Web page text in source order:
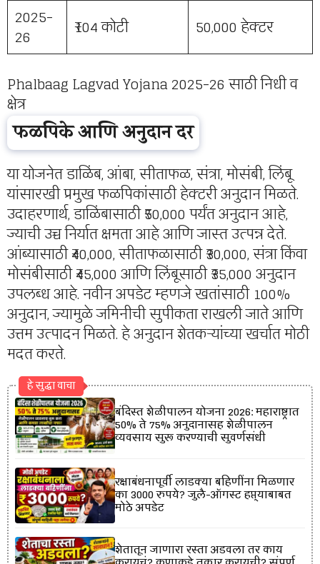
2025-
26
₹104 कोटी 50,000 हेक्टर
Phalbaag Lagvad Yojana 2025-26 साठी निधी व
क्षेत्र
फळपिके आणि अनुदान दर
या योजनेत डाळिंब, आंबा, सीताफळ, संत्रा, मोसंबी, लिंबू
यांसारखी प्रमुख फळपिकांसाठी हेक्टरी अनुदान मिळते.
उदाहरणार्थ, डाळिंबासाठी ₹50,000 पर्यंत अनुदान आहे,
ज्याची उच्च निर्यात क्षमता आहे आणि जास्त उत्पन्न देते.
आंब्यासाठी ₹40,000, सीताफळासाठी ₹30,000, संत्रा किंवा
मोसंबीसाठी ₹45,000 आणि लिंबूसाठी ₹35,000 अनुदान
उपलब्ध आहे. नवीन अपडेट म्हणजे खतांसाठी 100%
अनुदान, ज्यामुळे जमिनीची सुपीकता राखली जाते आणि
उत्तम उत्पादन मिळते. हे अनुदान शेतकऱ्यांच्या खर्चात मोठी
मदत करते.
हे सुद्धा वाचा
बंदिस्त शेळीपालन योजना 2026: महाराष्ट्रात
50% ते 75% अनुदानासह शेळीपालन
व्यवसाय सुरू करण्याची सुवर्णसंधी
रक्षाबंधनापूर्वी लाडक्या बहिणींना मिळणार
का 3000 रुपये? जुलै-ऑगस्ट हप्त्याबाबत
मोठे अपडेट
शेतातून जाणारा रस्ता अडवला तर काय